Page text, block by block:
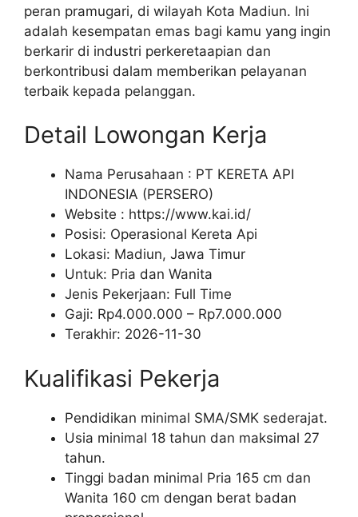
peran pramugari, di wilayah Kota Madiun. Ini
adalah kesempatan emas bagi kamu yang ingin
berkarir di industri perkeretaapian dan
berkontribusi dalam memberikan pelayanan
terbaik kepada pelanggan.
Detail Lowongan Kerja
Nama Perusahaan : PT KERETA API
INDONESIA (PERSERO)
Website : https://www.kai.id/
Posisi: Operasional Kereta Api
Lokasi: Madiun, Jawa Timur
Untuk: Pria dan Wanita
Jenis Pekerjaan: Full Time
Gaji: Rp4.000.000 – Rp7.000.000
Terakhir: 2026-11-30
Kualifikasi Pekerja
Pendidikan minimal SMA/SMK sederajat.
Usia minimal 18 tahun dan maksimal 27
tahun.
Tinggi badan minimal Pria 165 cm dan
Wanita 160 cm dengan berat badan